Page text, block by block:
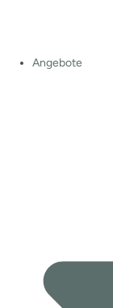
Angebote